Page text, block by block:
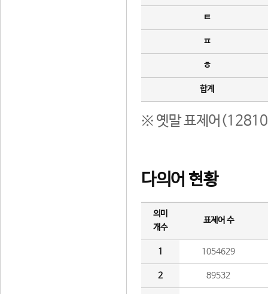
ㅌ
ㅍ
ㅎ
합계
※ 옛말 표제어(12810
다의어 현황
의미
개수
표제어 수
1 1054629
2 89532